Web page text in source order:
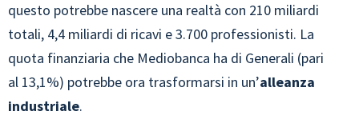
questo potrebbe nascere una realtà con 210 miliardi
totali, 4,4 miliardi di ricavi e 3.700 professionisti. La
quota finanziaria che Mediobanca ha di Generali (pari
al 13,1%) potrebbe ora trasformarsi in un’alleanza
industriale.